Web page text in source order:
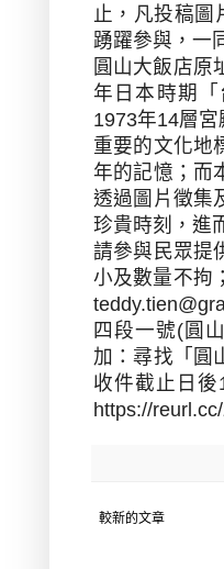
止，凡投稿
踴躍參與，一
圓山大飯店原
年日本時期「
1973年14層宮
重要的文化地
年的記憶；而
透過圖片徵集
珍貴時刻，進
請參與民眾提
小及數量不拘
四段一號(圓
加：尋找「圓
收件截止日後
https://
較新的文章